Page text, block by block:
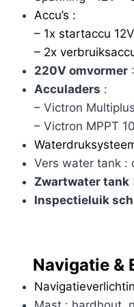
Accu’s :
– 1x startaccu
– 2x
220V omvormer:
Acculaders :
– Victron
– Victron MPPT
Vers water tank :
Zwartwater tank
Inspectieluik
Navigatie &